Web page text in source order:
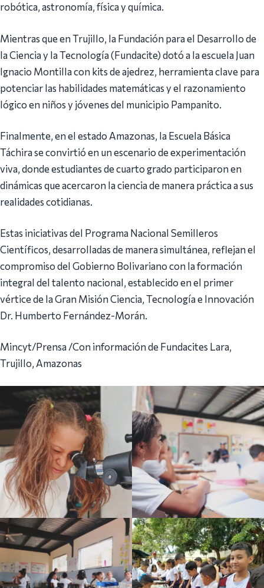
robótica, astronomía, física y química.
Mientras que en Trujillo, la Fundación para el Desarrollo de
la Ciencia y la Tecnología (Fundacite) dotó a la escuela Juan
Ignacio Montilla con kits de ajedrez, herramienta clave para
potenciar las habilidades matemáticas y el razonamiento
lógico en niños y jóvenes del municipio Pampanito.
Finalmente, en el estado Amazonas, la Escuela Básica
Táchira se convirtió en un escenario de experimentación
viva, donde estudiantes de cuarto grado participaron en
dinámicas que acercaron la ciencia de manera práctica a sus
realidades cotidianas.
Estas iniciativas del Programa Nacional Semilleros
Científicos, desarrolladas de manera simultánea, reflejan el
compromiso del Gobierno Bolivariano con la formación
integral del talento nacional, establecido en el primer
vértice de la Gran Misión Ciencia, Tecnología e Innovación
Dr. Humberto Fernández-Morán.
Mincyt/Prensa /Con información de Fundacites Lara,
Trujillo, Amazonas